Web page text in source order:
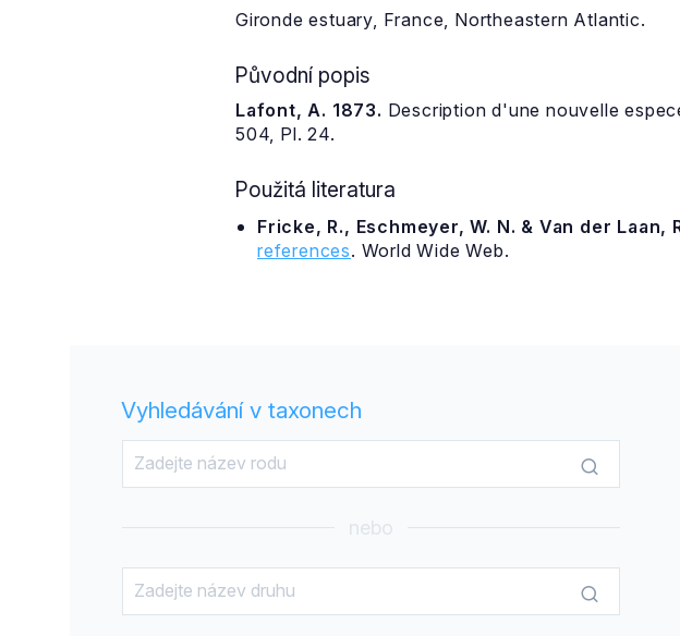
Gironde estuary, France, Northeastern Atlantic.
Původní popis
Lafont, A. 1873. Description d'une nouvelle
504, Pl. 24.
Použitá literatura
Fricke, R., Eschmeyer, W. N. & Van der Laan,
references. World Wide Web.
Vyhledávání v taxonech
nebo